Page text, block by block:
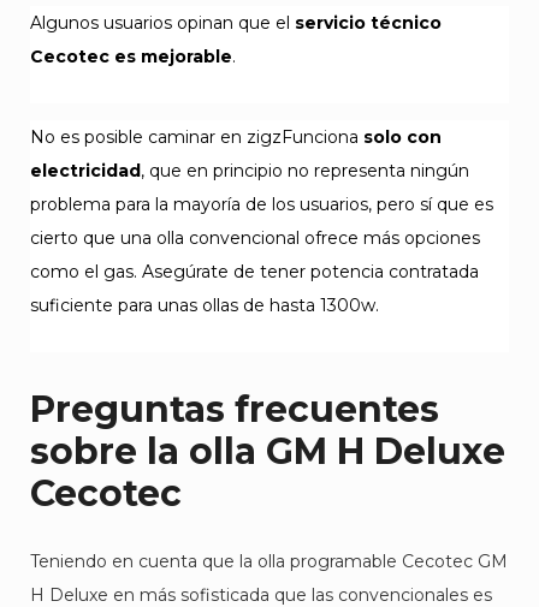
Algunos usuarios opinan que el servicio técnico
Cecotec es mejorable.
No es posible caminar en zigzFunciona solo con
electricidad, que en principio no representa ningún
problema para la mayoría de los usuarios, pero sí que es
cierto que una olla convencional ofrece más opciones
como el gas. Asegúrate de tener potencia contratada
suficiente para unas ollas de hasta 1300w.
Preguntas frecuentes
sobre la olla GM H Deluxe
Cecotec
Teniendo en cuenta que la olla programable Cecotec GM
H Deluxe en más sofisticada que las convencionales es